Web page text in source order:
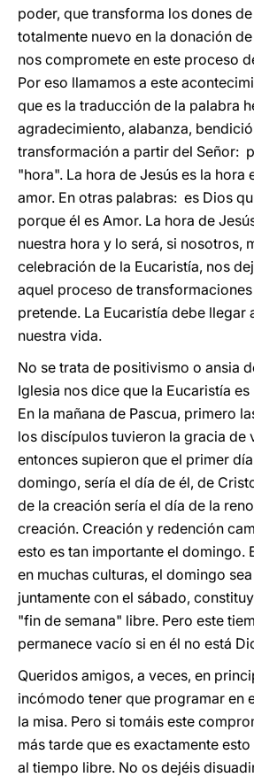
poder, que transforma los dones
totalmente nuevo en la donación
nos compromete en este proceso
Por eso llamamos a este
que es la traducción de la palabra
agradecimiento, alabanza,
transformación a partir del Señor:
"hora". La hora de Jesús es la hora
amor. En otras palabras: es Dios
porque él es Amor. La hora de
nuestra hora y lo será, si nosotros,
celebración de la Eucaristía, nos
aquel proceso de
pretende. La Eucaristía debe llegar
nuestra vida.
No se trata de positivismo o ansia
Iglesia nos dice que la Eucaristía
En la mañana de Pascua, primero
los discípulos tuvieron la gracia de
entonces supieron que el primer
domingo, sería el día de él, de
de la creación sería el día de la
creación. Creación y redención
esto es tan importante el domingo.
en muchas culturas, el domingo
juntamente con el sábado,
"fin de semana" libre. Pero este
permanece vacío si en él no está
Queridos amigos, a veces, en
incómodo tener que programar en
la misa. Pero si tomáis este
más tarde que es exactamente
al tiempo libre. No os dejéis